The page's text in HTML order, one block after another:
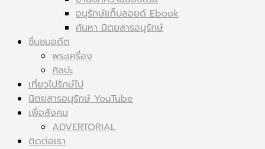
อนุรักษ์แท็บลอยด์ Ebook
ค้นหา นิตยสารอนุรักษ์
ชื่นชมอดีต
พระเครื่อง
ศิลปะ
เที่ยวไปรักษ์ไป
นิตยสารอนุรักษ์ YouTube
เพื่อสังคม
ADVERTORIAL
ติดต่อเรา